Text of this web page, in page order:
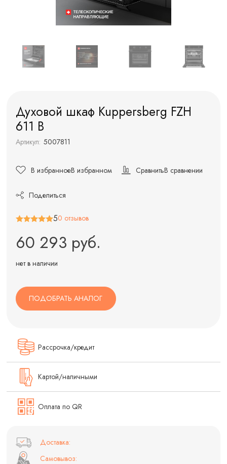
Духовой шкаф Kuppersberg FZH
611 B
Артикул: 5007811
В избранноеВ избранном СравнитьВ сравнении
Поделиться
50 отзывов
60 293 руб.
нет в наличии
ПОДОБРАТЬ АНАЛОГ
Рассрочка/кредит
Картой/наличными
Оплата по QR
Доставка:
Самовывоз: